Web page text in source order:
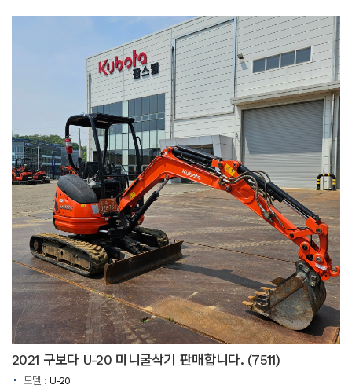
2021 구보다 U-20 미니굴삭기 판매합니다. (7511)
모델 : U-20